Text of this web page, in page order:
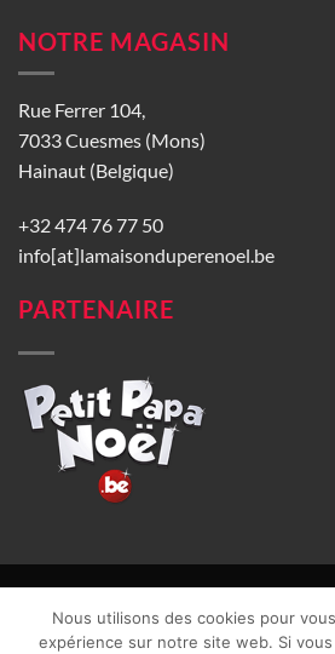
NOTRE MAGASIN
Rue Ferrer 104,
7033 Cuesmes (Mons)
Hainaut (Belgique)
+32 474 76 77 50
info[at]lamaisonduperenoel.be
PARTENAIRE
CGU| Vie privée| TVA :
Nous utilisons des cookies pour
expérience sur notre site web. Si